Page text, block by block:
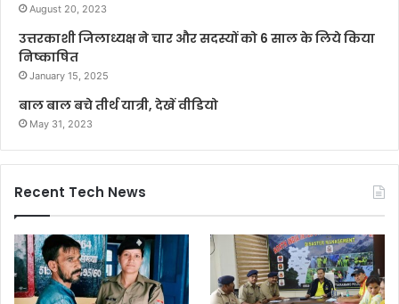
August 20, 2023
उत्तरकाशी जिलाध्यक्ष ने चार और सदस्यों को 6 साल के लिये किया
निष्काषित
January 15, 2025
बाल बाल बचे तीर्थ यात्री, देखें वीडियो
May 31, 2023
Recent Tech News